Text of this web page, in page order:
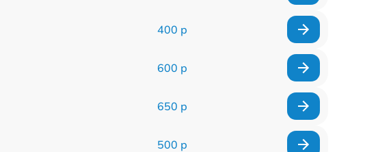
400 р
600 р
650 р
500 р